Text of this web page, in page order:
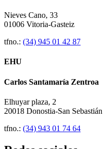
Nieves Cano, 33
01006 Vitoria-Gasteiz
tfno.: (34) 945 01 42 87
EHU
Carlos Santamaría Zentroa
Elhuyar plaza, 2
20018 Donostia-San Sebastián
tfno.: (34) 943 01 74 64